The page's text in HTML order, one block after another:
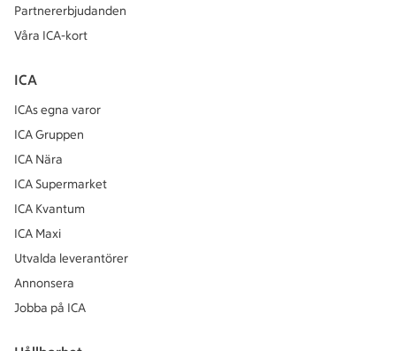
Partnererbjudanden
Våra ICA-kort
ICA
ICAs egna varor
ICA Gruppen
ICA Nära
ICA Supermarket
ICA Kvantum
ICA Maxi
Utvalda leverantörer
Annonsera
Jobba på ICA